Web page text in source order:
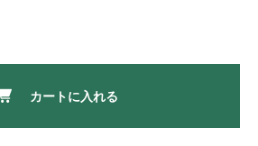
カートに入れる